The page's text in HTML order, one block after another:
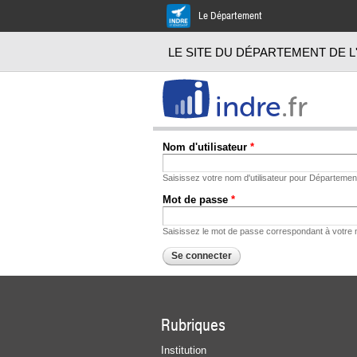
Le Département
LE SITE DU DÉPARTEMENT DE
indre.fr
Nom d'utilisateur *
Saisissez votre nom d'utilisateur pour
Mot de passe *
Saisissez le mot de passe correspondant à votre
Rubriques
Institution